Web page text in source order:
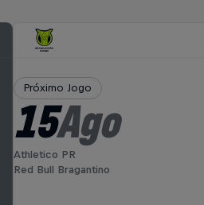
Próximo Jogo
15Ago
Athletico PR
Red Bull Bragantino